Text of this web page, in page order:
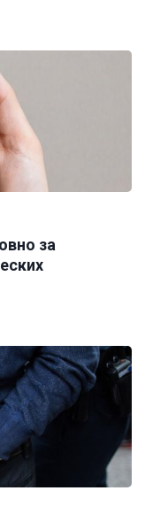
за